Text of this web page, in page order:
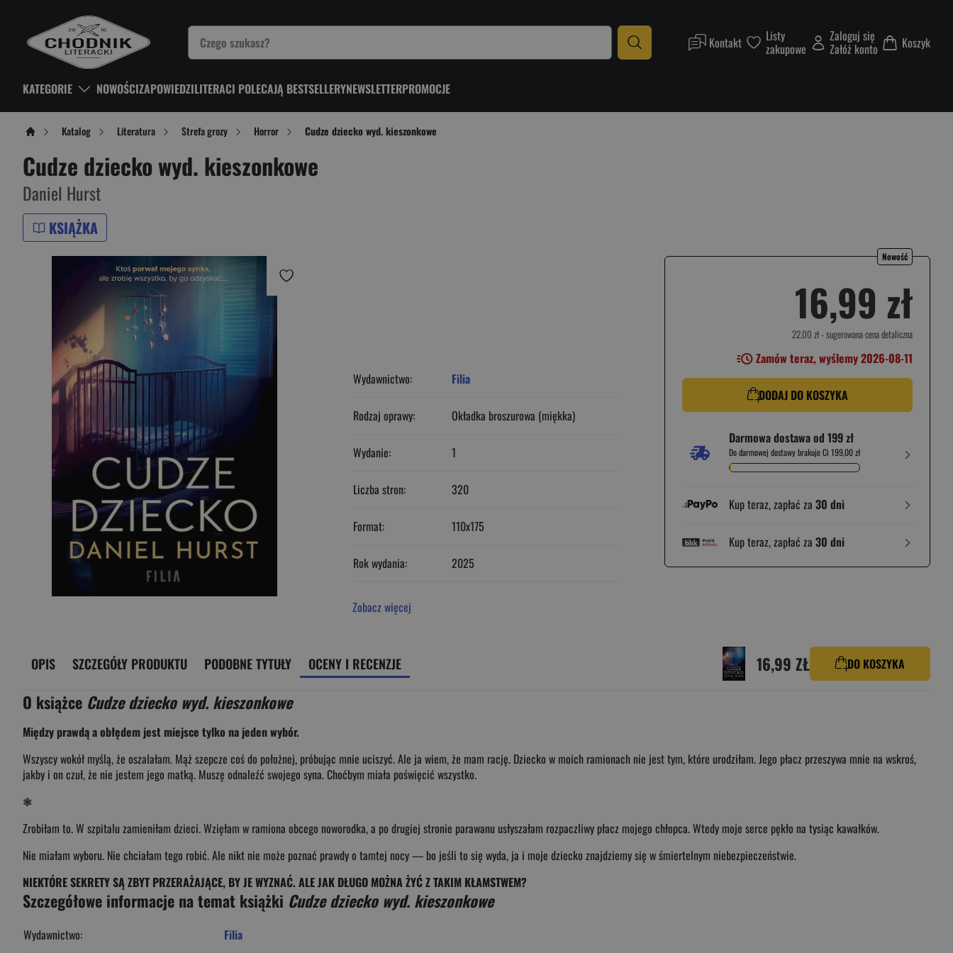
Kontakt Listy
zakupowe
Zaloguj się
Załóż konto Koszyk
KATEGORIE NOWOŚCIZAPOWIEDZILITERACI POLECAJĄ BESTSELLERYNEWSLETTERPROMOCJE
Katalog Literatura Strefa grozy Horror Cudze dziecko wyd. kieszonkowe
Cudze dziecko wyd. kieszonkowe
Daniel Hurst
KSIĄŻKA
Nowość
16,99 zł
22,00 zł- sugerowana cena detaliczna
Zamów teraz, wyślemy 2026-08-11
DODAJ DO KOSZYKA
Darmowa dostawa od 199 zł
Do darmowej dostawy brakuje Ci 199,00 zł
Kup teraz, zapłać za 30 dni
Kup teraz, zapłać za 30 dni
Wydawnictwo: Filia
Rodzaj oprawy: Okładka broszurowa (miękka)
Wydanie: 1
Liczba stron: 320
Format: 110x175
Rok wydania: 2025
Zobacz więcej
OPIS SZCZEGÓŁY PRODUKTU PODOBNE TYTUŁY OCENY I RECENZJE 16,99 ZŁ DO KOSZYKA
O książce Cudze dziecko wyd. kieszonkowe
Między prawdą a obłędem jest miejsce tylko na jeden wybór.
Wszyscy wokół myślą, że oszalałam. Mąż szepcze coś do położnej, próbując mnie uciszyć. Ale ja wiem, że mam rację. Dziecko w moich ramionach nie jest tym, które urodziłam. Jego płacz przeszywa mnie na wskroś,
jakby i on czuł, że nie jestem jego matką. Muszę odnaleźć swojego syna. Choćbym miała poświęcić wszystko.
❃
Zrobiłam to. W szpitalu zamieniłam dzieci. Wzięłam w ramiona obcego noworodka, a po drugiej stronie parawanu usłyszałam rozpaczliwy płacz mojego chłopca. Wtedy moje serce pękło na tysiąc kawałków.
Nie miałam wyboru. Nie chciałam tego robić. Ale nikt nie może poznać prawdy o tamtej nocy — bo jeśli to się wyda, ja i moje dziecko znajdziemy się w śmiertelnym niebezpieczeństwie.
NIEKTÓRE SEKRETY SĄ ZBYT PRZERAŻAJĄCE, BY JE WYZNAĆ. ALE JAK DŁUGO MOŻNA ŻYĆ Z TAKIM KŁAMSTWEM?
Szczegółowe informacje na temat książki Cudze dziecko wyd. kieszonkowe
Wydawnictwo: Filia